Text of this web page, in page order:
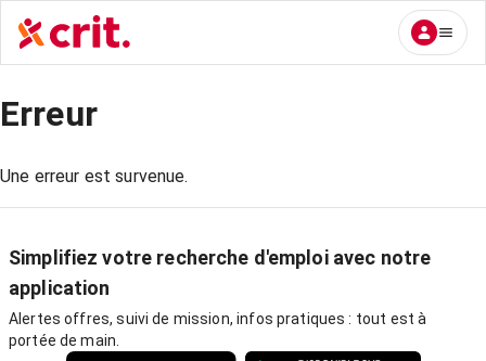
Erreur
Une erreur est survenue.
Simplifiez votre recherche d'emploi avec notre
application
Alertes offres, suivi de mission, infos pratiques : tout est à
portée de main.